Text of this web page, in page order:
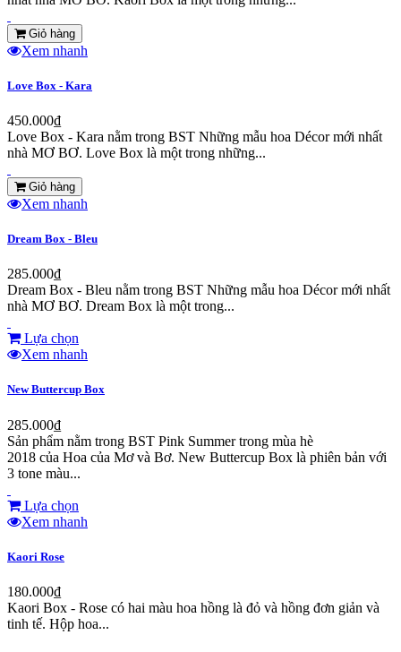
Giỏ hàng
Xem nhanh
Love Box - Kara
450.000₫
Love Box - Kara nằm trong BST Những mẫu hoa Décor mới nhất
nhà MƠ BƠ. Love Box là một trong những...
Giỏ hàng
Xem nhanh
Dream Box - Bleu
285.000₫
Dream Box - Bleu nằm trong BST Những mẫu hoa Décor mới nhất
nhà MƠ BƠ. Dream Box là một trong...
Lựa chọn
Xem nhanh
New Buttercup Box
285.000₫
Sản phẩm nằm trong BST Pink Summer trong mùa hè
2018 của Hoa của Mơ và Bơ. New Buttercup Box là phiên bản với
3 tone màu...
Lựa chọn
Xem nhanh
Kaori Rose
180.000₫
Kaori Box - Rose có hai màu hoa hồng là đỏ và hồng đơn giản và
tinh tế. Hộp hoa...